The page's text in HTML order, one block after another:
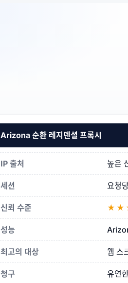
Arizona 순환 레지덴셜 프록시
IP 출처 높은
세션 요청
신뢰 수준
성능
최고의 대상 웹 스
청구 유연